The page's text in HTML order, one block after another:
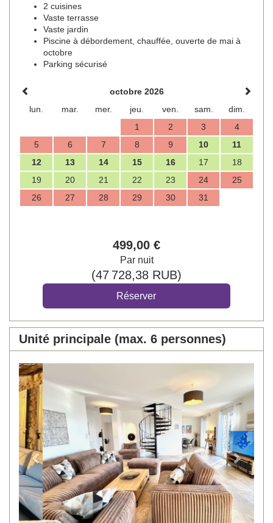
2 cuisines
Vaste terrasse
Vaste jardin
Piscine à débordement, chauffée, ouverte de mai à
octobre
Parking sécurisé
octobre 2026
lun.
mar. mer. jeu. ven. sam.
dim.
1
2 3
4
5
6 7 8 9 10
11
12
13 14 15 16 17
18
19
20 21 22 23 24
25
26
27 28 29 30 31
499,00 €
Par nuit
(47 728,38 RUB)
Unité principale (max. 6 personnes)
Previous